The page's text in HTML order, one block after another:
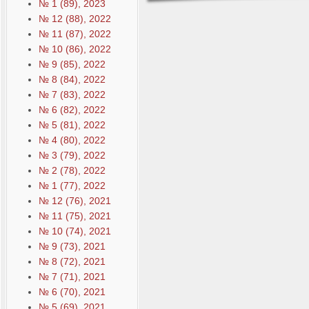
№ 1 (89), 2023
№ 12 (88), 2022
№ 11 (87), 2022
№ 10 (86), 2022
№ 9 (85), 2022
№ 8 (84), 2022
№ 7 (83), 2022
№ 6 (82), 2022
№ 5 (81), 2022
№ 4 (80), 2022
№ 3 (79), 2022
№ 2 (78), 2022
№ 1 (77), 2022
№ 12 (76), 2021
№ 11 (75), 2021
№ 10 (74), 2021
№ 9 (73), 2021
№ 8 (72), 2021
№ 7 (71), 2021
№ 6 (70), 2021